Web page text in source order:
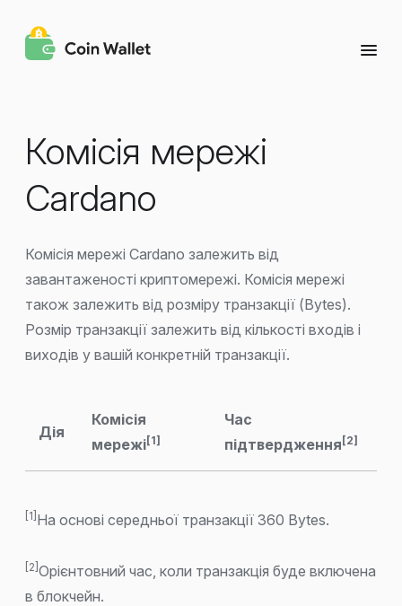
Комісія мережі
Cardano
Комісія мережі Cardano залежить від
завантаженості криптомережі. Комісія мережі
також залежить від розміру транзакції (Bytes).
Розмір транзакції залежить від кількості входів і
виходів у вашій конкретній транзакції.
Дія
Комісія
мережі[1]
Час
підтвердження [2]
[1] На основі середньої транзакції 360 Bytes.
[2]Орієнтовний час, коли транзакція буде включена
в блокчейн.